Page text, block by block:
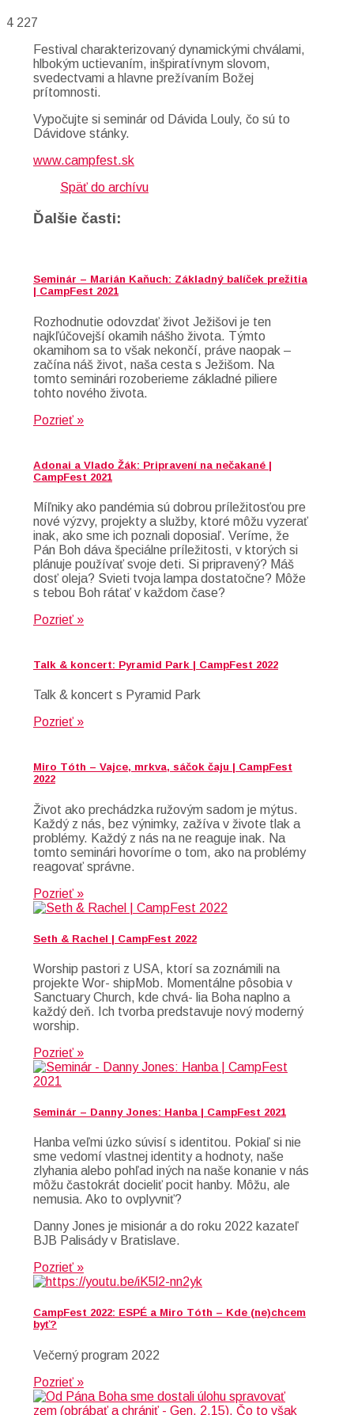
4 227
Festival charakterizovaný dynamickými chválami,
hlbokým uctievaním, inšpiratívnym slovom,
svedectvami a hlavne prežívaním Božej
prítomnosti.
Vypočujte si seminár od Dávida Louly, čo sú to
Dávidove stánky.
www.campfest.sk
Späť do archívu
Ďalšie časti:
Seminár – Marián Kaňuch: Základný balíček prežitia
| CampFest 2021
Rozhodnutie odovzdať život Ježišovi je ten
najkľúčovejší okamih nášho života. Týmto
okamihom sa to však nekončí, práve naopak –
začína náš život, naša cesta s Ježišom. Na
tomto seminári rozoberieme základné piliere
tohto nového života.
Pozrieť »
Adonai a Vlado Žák: Pripravení na nečakané |
CampFest 2021
Míľniky ako pandémia sú dobrou príležitosťou pre
nové výzvy, projekty a služby, ktoré môžu vyzerať
inak, ako sme ich poznali doposiaľ. Veríme, že
Pán Boh dáva špeciálne príležitosti, v ktorých si
plánuje používať svoje deti. Si pripravený? Máš
dosť oleja? Svieti tvoja lampa dostatočne? Môže
s tebou Boh rátať v každom čase?
Pozrieť »
Talk & koncert: Pyramid Park | CampFest 2022
Talk & koncert s Pyramid Park
Pozrieť »
Miro Tóth – Vajce, mrkva, sáčok čaju | CampFest
2022
Život ako prechádzka ružovým sadom je mýtus.
Každý z nás, bez výnimky, zažíva v živote tlak a
problémy. Každý z nás na ne reaguje inak. Na
tomto seminári hovoríme o tom, ako na problémy
reagovať správne.
Pozrieť »
Seth & Rachel | CampFest 2022
Worship pastori z USA, ktorí sa zoznámili na
projekte Wor- shipMob. Momentálne pôsobia v
Sanctuary Church, kde chvá- lia Boha naplno a
každý deň. Ich tvorba predstavuje nový moderný
worship.
Pozrieť »
Seminár – Danny Jones: Hanba | CampFest 2021
Hanba veľmi úzko súvisí s identitou. Pokiaľ si nie
sme vedomí vlastnej identity a hodnoty, naše
zlyhania alebo pohľad iných na naše konanie v nás
môžu častokrát docieliť pocit hanby. Môžu, ale
nemusia. Ako to ovplyvniť?
Danny Jones je misionár a do roku 2022 kazateľ
BJB Palisády v Bratislave.
Pozrieť »
CampFest 2022: ESPÉ a Miro Tóth – Kde (ne)chcem
byť?
Večerný program 2022
Pozrieť »